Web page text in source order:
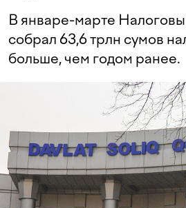
В январе-марте
собрал 63,6 трлн сумов
больше, чем годом ранее.